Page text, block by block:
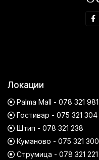
Локации
Palma Mall - 078 321 981
Гостивар - 075 321 304
Штип - 078 321 238
Куманово - 075 321 300
Струмица - 078 321 221